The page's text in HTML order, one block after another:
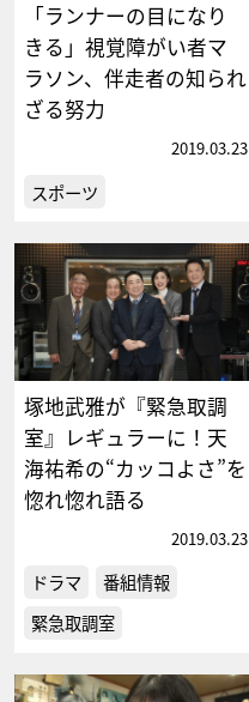
「ランナーの目になり
きる」視覚障がい者マ
ラソン、伴走者の知られ
ざる努力
2019.03.23
スポーツ
塚地武雅が『緊急取調
室』レギュラーに！天
海祐希の“カッコよさ”を
惚れ惚れ語る
2019.03.23
ドラマ
番組情報
緊急取調室